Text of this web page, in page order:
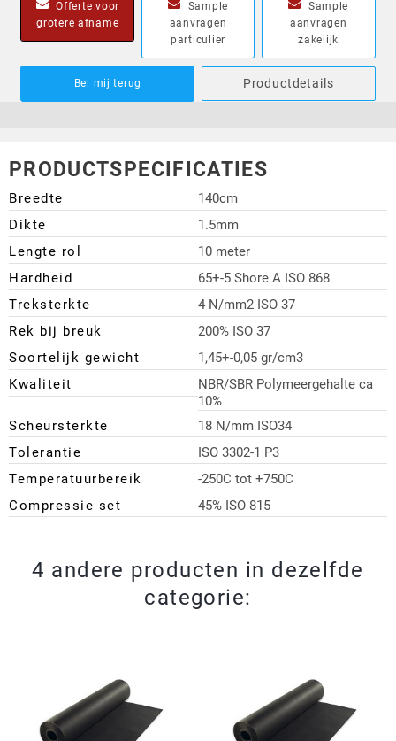
Offerte voor
grotere afname
Sample
aanvragen
particulier
Sample
aanvragen
zakelijk
Bel mij terug Productdetails
PRODUCTSPECIFICATIES
Breedte
140cm
Dikte
1.5mm
Lengte rol
10 meter
Hardheid
65+-5 Shore A ISO 868
Treksterkte
4 N/mm2 ISO 37
Rek bij breuk
200% ISO 37
Soortelijk gewicht
1,45+-0,05 gr/cm3
Kwaliteit
NBR/SBR Polymeergehalte ca
10%
Scheursterkte
18 N/mm ISO34
Tolerantie
ISO 3302-1 P3
Temperatuurbereik
-250C tot +750C
Compressie set
45% ISO 815
4 andere producten in dezelfde
categorie: